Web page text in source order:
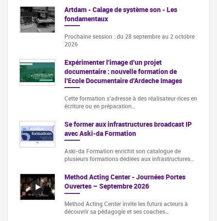
Artdam - Calage de système son - Les
fondamentaux
Prochaine session : du 28 septembre au 2 octobre
2026
Expérimenter l'image d'un projet
documentaire : nouvelle formation de
l'Ecole Documentaire d'Ardeche Images
Cette formation s‘adresse à des réalisateur·rices en
écriture ou en préparation…
Se former aux infrastructures broadcast IP
avec Aski-da Formation
Aski-da Formation enrichit son catalogue de
plusieurs formations dédiées aux infrastructures…
Method Acting Center - Journées Portes
Ouvertes – Septembre 2026
Method Acting Center invite les futurs acteurs à
découvrir sa pédagogie et ses coaches…